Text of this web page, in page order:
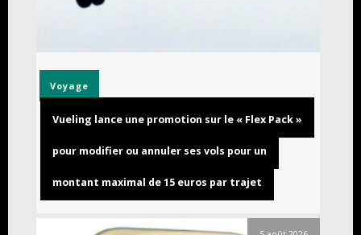
Voyage
Vueling lance une promotion sur le « Flex Pack »
pour modifier ou annuler ses vols pour un
montant maximal de 15 euros par trajet